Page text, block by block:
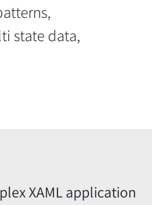
state data,
XAML application